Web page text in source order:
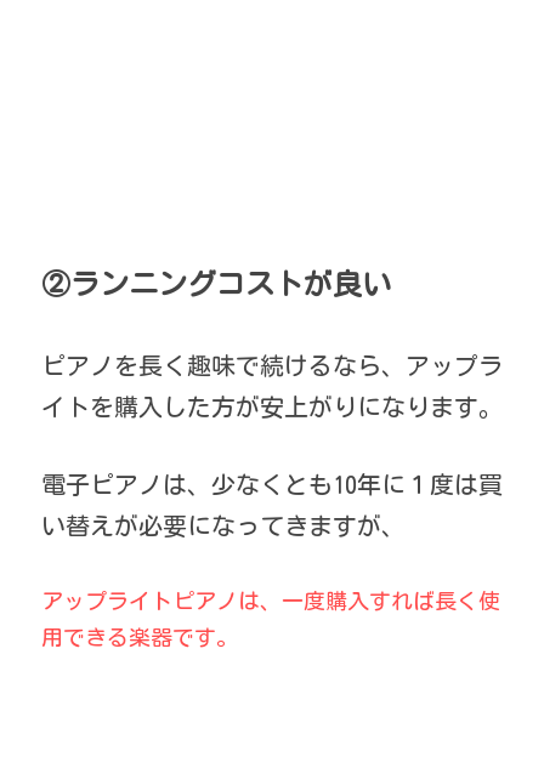
②ランニングコストが良い
ピアノを長く趣味で続けるなら、アップラ
イトを購入した方が安上がりになります。
電子ピアノは、少なくとも10年に１度は買
い替えが必要になってきますが、
アップライトピアノは、一度購入すれば長く使
用できる楽器です。